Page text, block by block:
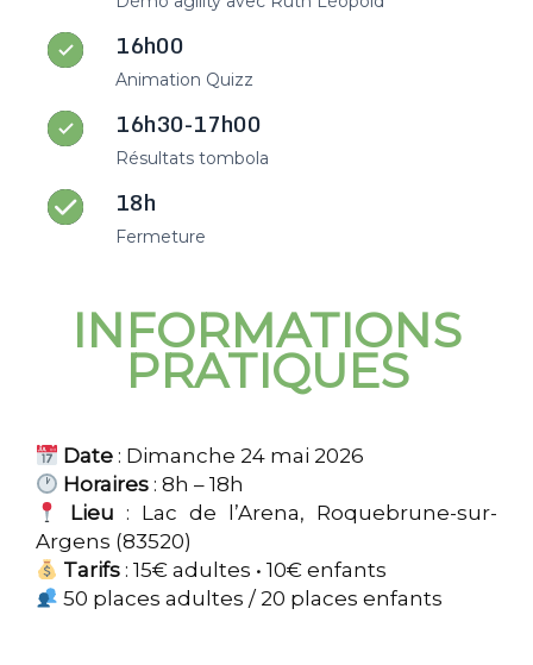
16h00
Animation Quizz
16h30-17h00
Résultats tombola
18h
Fermeture
INFORMATIONS
PRATIQUES
Date : Dimanche 24 mai 2026
Horaires : 8h – 18h
Lieu : Lac de l’Arena, Roquebrune-sur-
Argens (83520)
Tarifs : 15€ adultes • 10€ enfants
50 places adultes / 20 places enfants